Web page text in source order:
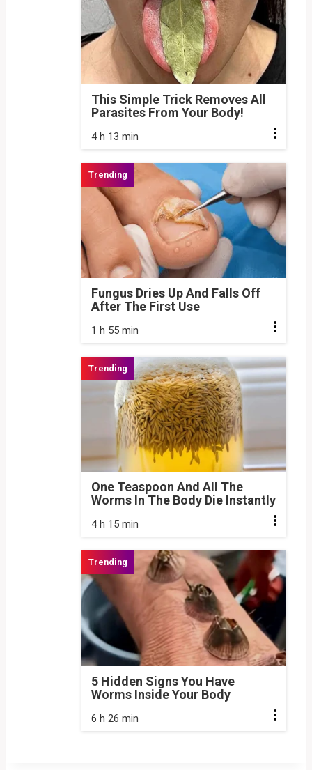
This Simple Trick Removes All
Parasites From Your Body!
4 h 13 min
Fungus Dries Up And Falls Off
After The First Use
1 h 55 min
One Teaspoon And All The
Worms In The Body Die Instantly
4 h 15 min
5 Hidden Signs You Have
Worms Inside Your Body
6 h 26 min